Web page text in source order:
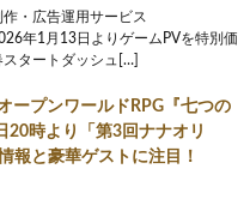
・広告運用サービス
年1月13日よりゲームPVを特別価
タートダッシュ[…]
ープンワールドRPG『七つの
20時より「第3回ナナオリ
報と豪華ゲストに注目！